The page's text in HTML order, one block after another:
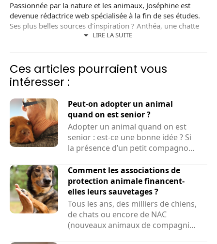
LIRE LA SUITE
Passionnée par la nature et les animaux, Joséphine est
devenue rédactrice web spécialisée à la fin de ses études.
Ses plus belles sources d'inspiration ? Anthéa, une chatte
noire adoptée dans un refuge local ; et Lizzy, une chienne
Ces articles pourraient vous
intéresser :
Peut-on adopter un animal
quand on est senior ?
Adopter un animal quand on est
senior : est-ce une bonne idée ? Si
la présence d’un petit compagnon
Comment les associations de
protection animale financent-
elles leurs sauvetages ?
Tous les ans, des milliers de chiens,
de chats ou encore de NAC
(nouveaux animaux de compagnie)